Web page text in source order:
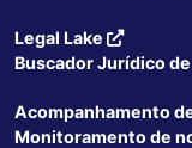
Legal Lake
Buscador Jurídico
Acompanhamento
Monitoramento de